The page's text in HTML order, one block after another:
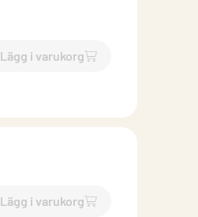
Lägg i varukorg
`$Lägg till
Lägg i varukorg
`$Lägg till